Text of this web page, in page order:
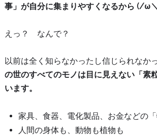
事」が自分に集まりやすくなるから (/ω
えっ？ なんで？
以前は全く知らなかったし信じられなか
の世のすべてのモノは目に見えない「素
います。
家具、食器、電化製品、お金などの
人間の身体も、動物も植物も